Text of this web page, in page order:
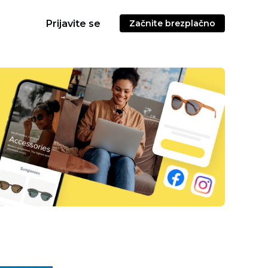
Prijavite se Začnite brezplačno